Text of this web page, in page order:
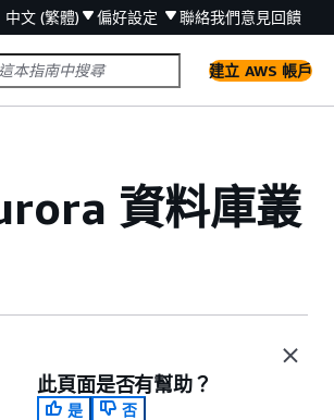
中文 (繁體) 偏好設定 聯絡我們意見回饋
建立 AWS 帳戶
資料庫叢
此頁面是否有幫助？
是
否